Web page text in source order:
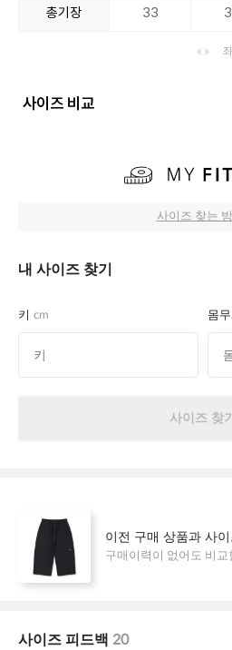
총기장 33
사이즈 비교